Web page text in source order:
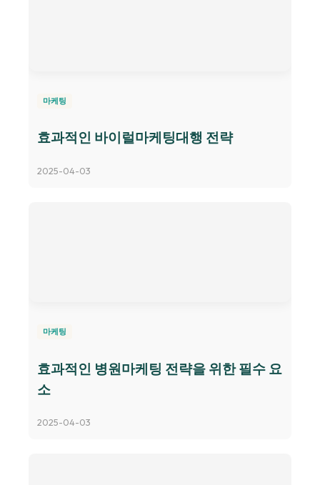
마케팅
효과적인 바이럴마케팅대행 전략
2025-04-03
마케팅
효과적인 병원마케팅 전략을 위한 필수 요
소
2025-04-03